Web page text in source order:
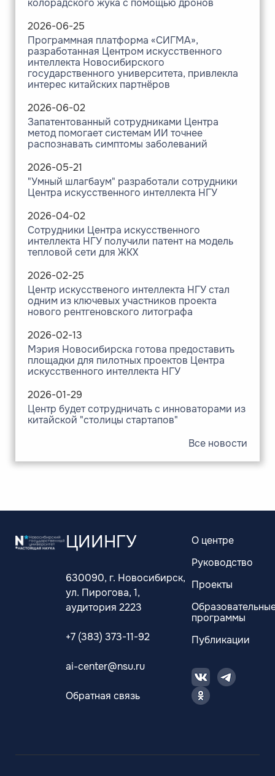
колорадского жука с помощью дронов
2026-06-25
Программная платформа «СИГМА»,
разработанная Центром искусственного
интеллекта Новосибирского
государственного университета, привлекла
интерес китайских партнёров
2026-06-02
Запатентованный сотрудниками Центра
метод помогает системам ИИ точнее
распознавать симптомы заболеваний
2026-05-21
"Умный шлагбаум" разработали сотрудники
Центра искусственного интеллекта НГУ
2026-04-02
Сотрудники Центра искусственного
интеллекта НГУ получили патент на модель
тепловой сети для ЖКХ
2026-02-25
Центр искусственого интеллекта НГУ стал
одним из ключевых участников проекта
нового рентгеновского литографа
2026-02-13
Мэрия Новосибирска готова предоставить
площадки для пилотных проектов Центра
искусственного интеллекта НГУ
2026-01-29
Центр будет сотрудничать с инноваторами из
китайской "столицы стартапов"
Все новости
ЦИИНГУ
630090, г. Новосибирск,
ул. Пирогова, 1,
аудитория 2223
+7 (383) 373-11-92
ai-center@nsu.ru
Обратная связь
О центре
Руководство
Проекты
программы
Публикации